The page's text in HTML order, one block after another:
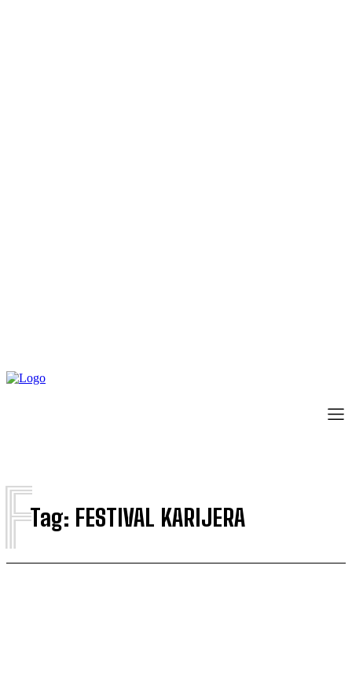
Tag: FESTIVAL KARIJERA
F